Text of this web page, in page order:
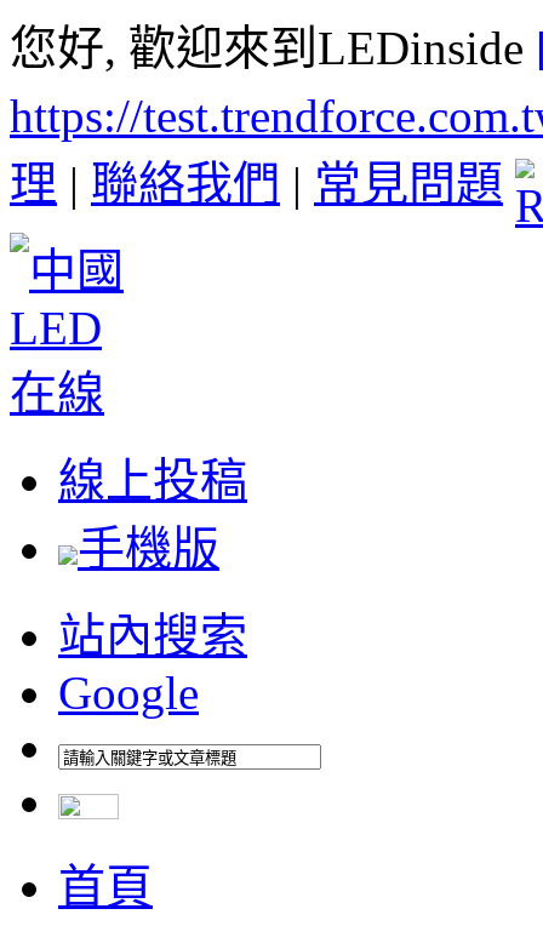
您好, 歡迎來到LEDinside
https://
理 | 聯絡我們 | 常見問題
線上投稿
手機版
站內搜索
Google
首頁